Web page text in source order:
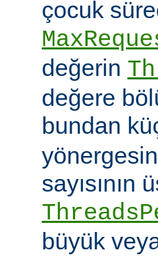
çocuk
değerin
değere
bundan
sayısının
büyük